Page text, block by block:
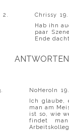
Chrissy
Hab ihn
paar
Ende
ANTWORTEN
NoHeroIn
Ich glaube,
man am
ist so, wie
findet